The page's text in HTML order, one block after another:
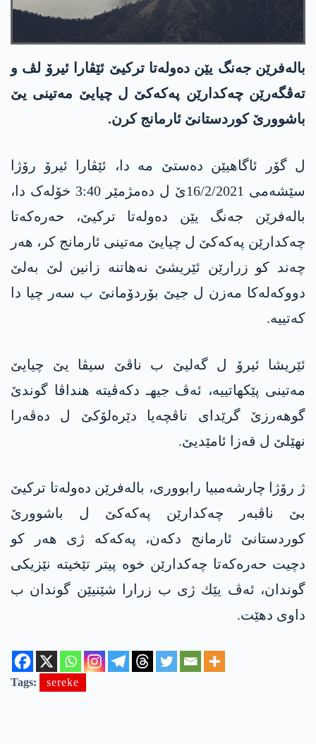
باله‌فرێن جه‌نگ یێن ده‌وله‌تا تركیێ ئێڤارا ئیرۆ لڤ و
ته‌ڤگه‌رێن چه‌كدارێن په‌كه‌كێ ل چیایێ مه‌تینی یێ
باشوورێ كوردستانێ ئارمانج كرن.
ل گۆر ئاگاهیێن ده‌ستێ مه دا‌، ئێڤارا ئیرۆ رۆژا
سێشه‌می 16/2/2021ێ ل دەمژمێر 3:40 خۆلەک دا،
باله‌فرێن جه‌نگ یێن ده‌وله‌تا تركیێ، حه‌ره‌كه‌تا
چه‌كدارێن په‌كه‌كێ ل چیایێ مه‌تینی ئارمانج كر، هه‌ر
چه‌ند كو زرارێن ئێریشێ نه‌هاتنه‌ زانین لێ به‌لێ
دووكه‌له‌كا مه‌زن ل جیێ بۆردۆمانێ ب سه‌ر چیا دا
كه‌تییه‌.
ئێریشا ئیرۆ ل گه‌لیێ ب ناڤێ سیڤا یێ چیایێ
مه‌تینی پێكهاتییه‌، ئه‌ڤ جیهـ دكه‌ڤیته‌ هنداڤا گوندێ
گوهه‌رزێ گرێدای ناڤچه‌یا دێره‌لۆكێ ل ده‌ڤه‌را
نهێلێ ل قه‌زا ئامێدیێ.
ژ رۆژا چارشه‌مبیا رابووری، باله‌فرێن ده‌وله‌تا تركیێ
بێ ناڤبه‌ر چه‌كدارێن په‌كه‌كێ ل باشوورێ
كوردستانێ ئارمانج دكەن، په‌كه‌كه‌ ژی هه‌ر كو
دچیت حه‌ره‌كه‌تا چه‌كدارێن خوه‌ پیتر تێخیته‌ نێزیکی
گوندان، ئه‌ڤ یێك ژی ب زرارا شێنیێن گوندان ب
داوی دهێت.
Tags: sereke